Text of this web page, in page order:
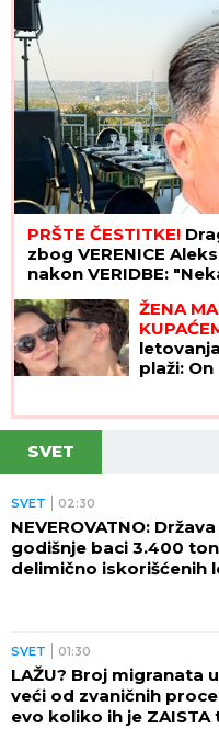
PRŠTE ČESTITKE!
zbog VERENICE
nakon VERIDBE:
ŽENA
plaži:
SVET
SVET 02:30
NEVEROVATNO: Država
godišnje baci 3.400
delimično iskorišćenih
SVET 01:30
LAŽU? Broj migranata
veći od zvaničnih
evo koliko ih je ZAISTA